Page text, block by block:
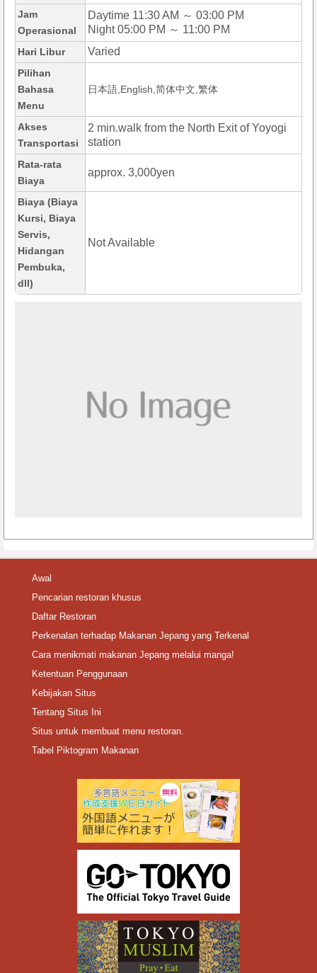
Jam
Operasional
Daytime 11:30 AM ～ 03:00 PM
Night 05:00 PM ～ 11:00 PM
Hari Libur Varied
Pilihan
Bahasa
Menu
日本語,English,简体中文,繁体
Akses
Transportasi
2 min.walk from the North Exit of Yoyogi
station
Rata-rata
Biaya
approx. 3,000yen
Biaya (Biaya
Kursi, Biaya
Servis,
Hidangan
Pembuka,
dll)
Not Available
Awal
Pencarian restoran khusus
Daftar Restoran
Perkenalan terhadap Makanan Jepang yang Terkenal
Cara menikmati makanan Jepang melalui manga!
Ketentuan Penggunaan
Kebijakan Situs
Tentang Situs Ini
Situs untuk membuat menu restoran.
Tabel Piktogram Makanan